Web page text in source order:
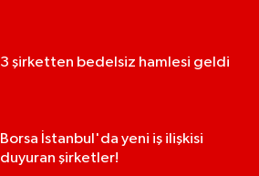
3 şirketten bedelsiz hamlesi geldi
Borsa İstanbul'da yeni iş ilişkisi
duyuran şirketler!